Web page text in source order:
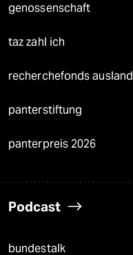
genossenschaft
taz zahl ich
recherchefonds ausland
panterstiftung
panterpreis 2026
Podcast
bundestalk